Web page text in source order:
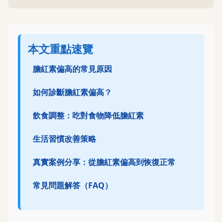
本文重點速覽
膽紅素偏高的常見原因
如何診斷膽紅素偏高？
飲食調整：吃對食物降低膽紅素
生活習慣改善策略
真實案例分享：從膽紅素偏高到恢復正常
常見問題解答（FAQ）